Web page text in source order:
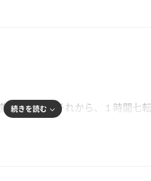
で仕事捗ります💪
べりタイム🙇‍♀️✨
ば私のサ活では見れなかった
が走り、それから、１時間七
汗の発汗量に💦
続きを読む